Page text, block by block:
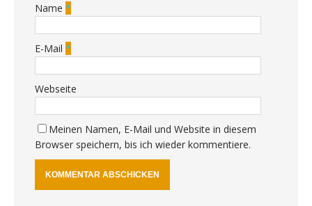
Name *
E-Mail *
Webseite
Meinen Namen, E-Mail und Website in diesem
Browser speichern, bis ich wieder kommentiere.